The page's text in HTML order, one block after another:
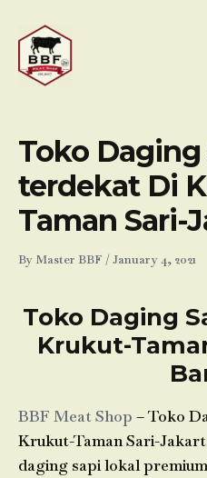
content
Toko Daging
terdekat Di
Taman Sari-
By Master BBF /January 4, 2021
Toko Daging
Krukut-
BBF Meat Shop – Toko
Krukut-Taman Sari-
daging sapi lokal